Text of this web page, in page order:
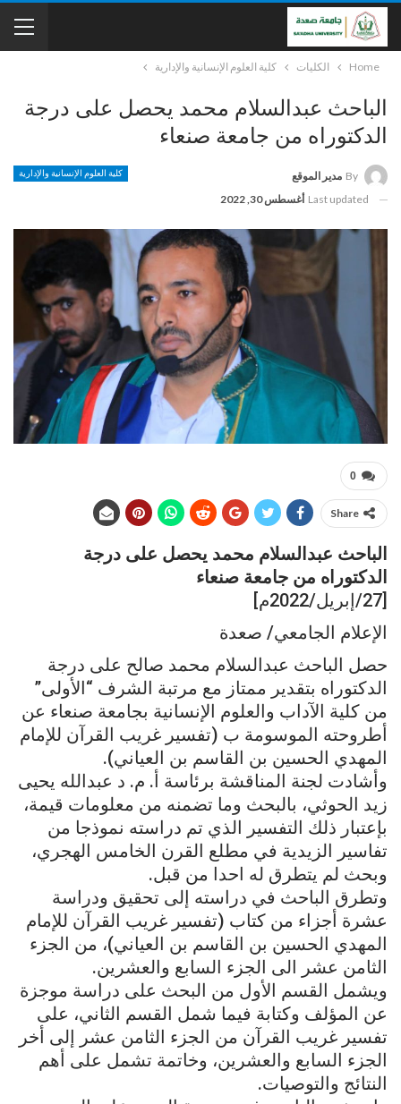
Home الكليات كلية العلوم الإنسانية والإدارية
الباحث عبدالسلام محمد يحصل على درجة
الدكتوراه من جامعة صنعاء
كلية العلوم الإنسانية والإدارية By مدير الموقع
Last updated أغسطس 30, 2022
0
Share
الباحث عبدالسلام محمد يحصل على درجة
الدكتوراه من جامعة صنعاء
[27/إبريل/2022م]
الإعلام الجامعي/ صعدة
حصل الباحث عبدالسلام محمد صالح على درجة
الدكتوراه بتقدير ممتاز مع مرتبة الشرف “الأولى”
من كلية الآداب والعلوم الإنسانية بجامعة صنعاء عن
أطروحته الموسومة ب (تفسير غريب القرآن للإمام
المهدي الحسين بن القاسم بن العياني).
وأشادت لجنة المناقشة برئاسة أ. م. د عبدالله يحيى
زيد الحوثي، بالبحث وما تضمنه من معلومات قيمة،
بإعتبار ذلك التفسير الذي تم دراسته نموذجا من
تفاسير الزيدية في مطلع القرن الخامس الهجري،
وبحث لم يتطرق له احدا من قبل.
وتطرق الباحث في دراسته إلى تحقيق ودراسة
عشرة أجزاء من كتاب (تفسير غريب القرآن للإمام
المهدي الحسين بن القاسم بن العياني)، من الجزء
الثامن عشر الى الجزء السابع والعشرين.
ويشمل القسم الأول من البحث على دراسة موجزة
عن المؤلف وكتابة فيما شمل القسم الثاني، على
تفسير غريب القرآن من الجزء الثامن عشر إلى أخر
الجزء السابع والعشرين، وخاتمة تشمل على أهم
النتائج والتوصيات.